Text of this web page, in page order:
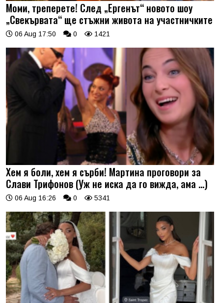
Моми, треперете! След „Ергенът“ новото шоу
„Свекървата“ ще стъжни живота на участничките
06 Aug 17:50 0 1421
Хем я боли, хем я сърби! Мартина проговори за
Слави Трифонов (Уж не иска да го вижда, ама …)
06 Aug 16:26 0 5341